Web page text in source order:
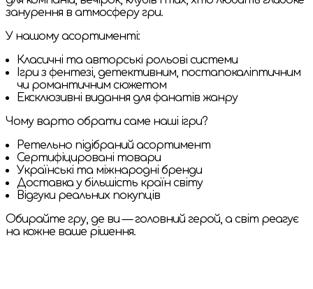
занурення в атмосферу гри.
У нашому асортименті:
Класичні та авторські рольові системи
Ігри з фентезі, детективним, постапокаліптичним
чи романтичним сюжетом
Ексклюзивні видання для фанатів жанру
Чому варто обрати саме наші ігри?
Ретельно підібраний асортимент
Сертифіцировані товари
Українські та міжнародні бренди
Доставка у більшість країн світу
Відгуки реальних покупців
Обирайте гру, де ви — головний герой, а світ реагує
на кожне ваше рішення.